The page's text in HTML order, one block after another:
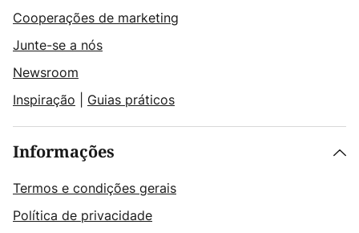
Cooperações de marketing
Junte-se a nós
Newsroom
Inspiração
Guias práticos
Informações
Termos e condições gerais
Política de privacidade